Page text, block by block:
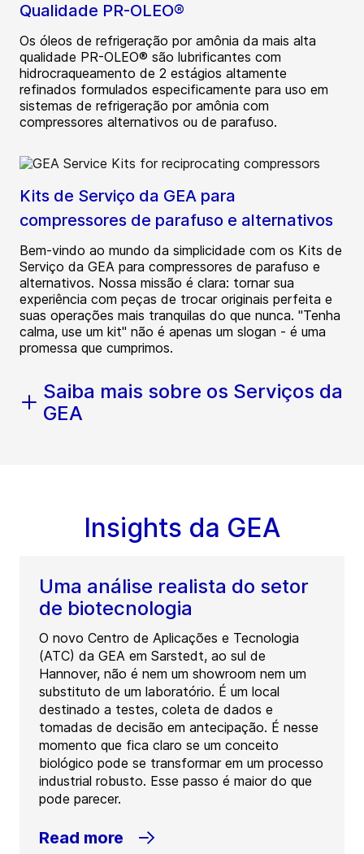
Qualidade PR-OLEO®
Os óleos de refrigeração por amônia da mais alta
qualidade PR-OLEO® são lubrificantes com
hidrocraqueamento de 2 estágios altamente
refinados formulados especificamente para uso em
sistemas de refrigeração por amônia com
compressores alternativos ou de parafuso.
Kits de Serviço da GEA para
compressores de parafuso e alternativos
Bem-vindo ao mundo da simplicidade com os Kits de
Serviço da GEA para compressores de parafuso e
alternativos. Nossa missão é clara: tornar sua
experiência com peças de trocar originais perfeita e
suas operações mais tranquilas do que nunca. "Tenha
calma, use um kit" não é apenas um slogan - é uma
promessa que cumprimos.
Saiba mais sobre os Serviços da
GEA
Insights da GEA
Uma análise realista do setor
de biotecnologia
O novo Centro de Aplicações e Tecnologia
(ATC) da GEA em Sarstedt, ao sul de
Hannover, não é nem um showroom nem um
substituto de um laboratório. É um local
destinado a testes, coleta de dados e
tomadas de decisão em antecipação. É nesse
momento que fica claro se um conceito
biológico pode se transformar em um processo
industrial robusto. Esse passo é maior do que
pode parecer.
Read more